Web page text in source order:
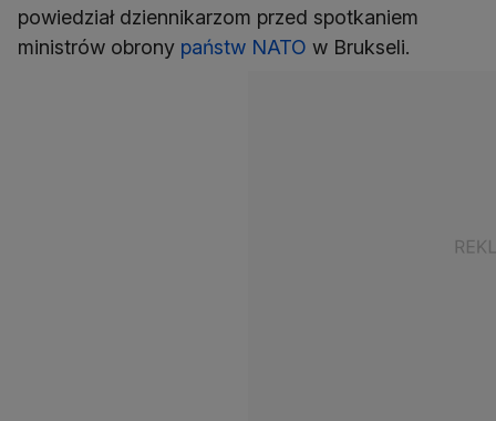
powiedział dziennikarzom przed spotkaniem
ministrów obrony państw NATO w Brukseli.